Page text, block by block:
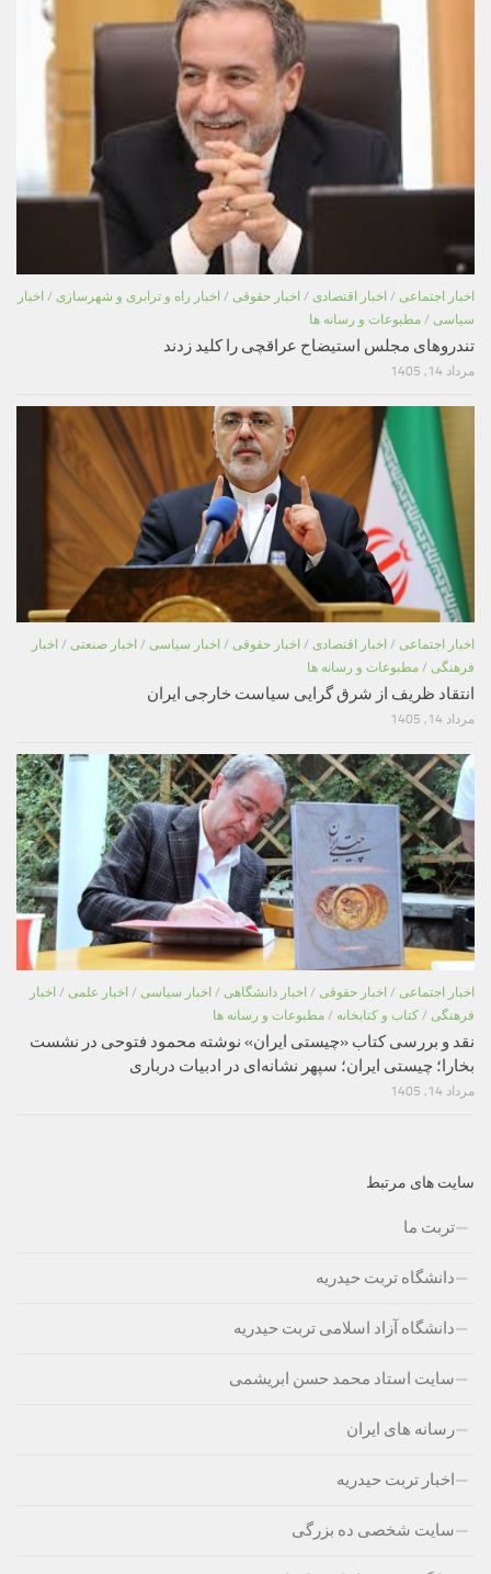
اخبار اجتماعی / اخبار اقتصادی / اخبار حقوقی / اخبار راه و ترابری و شهرسازی / اخبار
سیاسی / مطبوعات و رسانه ها
تندروهای مجلس استیضاح عراقچی را کلید زدند
مرداد 14, 1405
اخبار اجتماعی / اخبار اقتصادی / اخبار حقوقی / اخبار سیاسی / اخبار صنعتی / اخبار
فرهنگی / مطبوعات و رسانه ها
انتقاد ظریف از شرق گرایی سیاست خارجی ایران
مرداد 14, 1405
اخبار اجتماعی / اخبار حقوقی / اخبار دانشگاهی / اخبار سیاسی / اخبار علمی / اخبار
فرهنگی / کتاب و کتابخانه / مطبوعات و رسانه ها
نقد و بررسی کتاب «چیستی ایران» نوشته محمود فتوحی در نشست
بخارا؛ چیستی ایران؛ سپهر نشانه‌ای در ادبیات درباری
مرداد 14, 1405
سایت های مرتبط
تربت ما
دانشگاه تربت حیدریه
دانشگاه آزاد اسلامی تربت حیدریه
سایت استاد محمد حسن ابریشمی
رسانه های ایران
اخبار تربت حیدریه
سایت شخصی ده بزرگی